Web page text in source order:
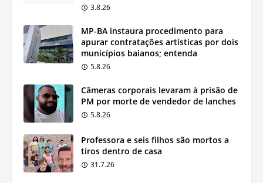
3.8.26
MP-BA instaura procedimento para
apurar contratações artísticas por dois
municípios baianos; entenda
5.8.26
Câmeras corporais levaram à prisão de
PM por morte de vendedor de lanches
5.8.26
Professora e seis filhos são mortos a
tiros dentro de casa
31.7.26